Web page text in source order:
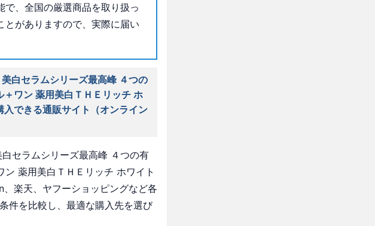
、全国の厳選商品を取り扱っ
がありますので、実際に届い
白セラムシリーズ最高峰 ４つの
ワン 薬用美白ＴＨＥリッチ ホ
できる通販サイト（オンライン
セラムシリーズ最高峰 ４つの有
薬用美白ＴＨＥリッチ ホワイト
楽天、ヤフーショッピングなど各
件を比較し、最適な購入先を選び